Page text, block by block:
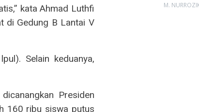
kata Ahmad Luthfi
di Gedung B Lantai V
Selain keduanya,
Presiden
160 ribu siswa putus
M.